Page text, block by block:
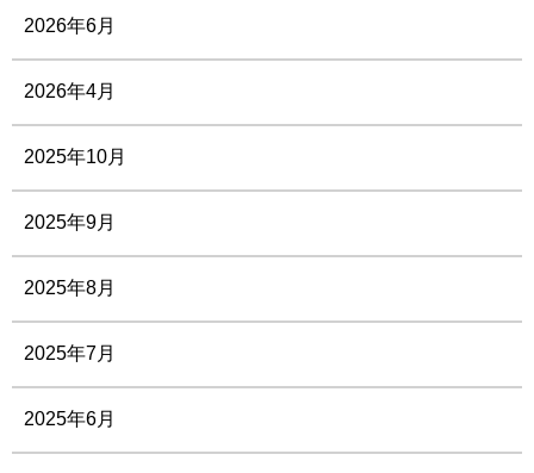
2026年6月
2026年4月
2025年10月
2025年9月
2025年8月
2025年7月
2025年6月